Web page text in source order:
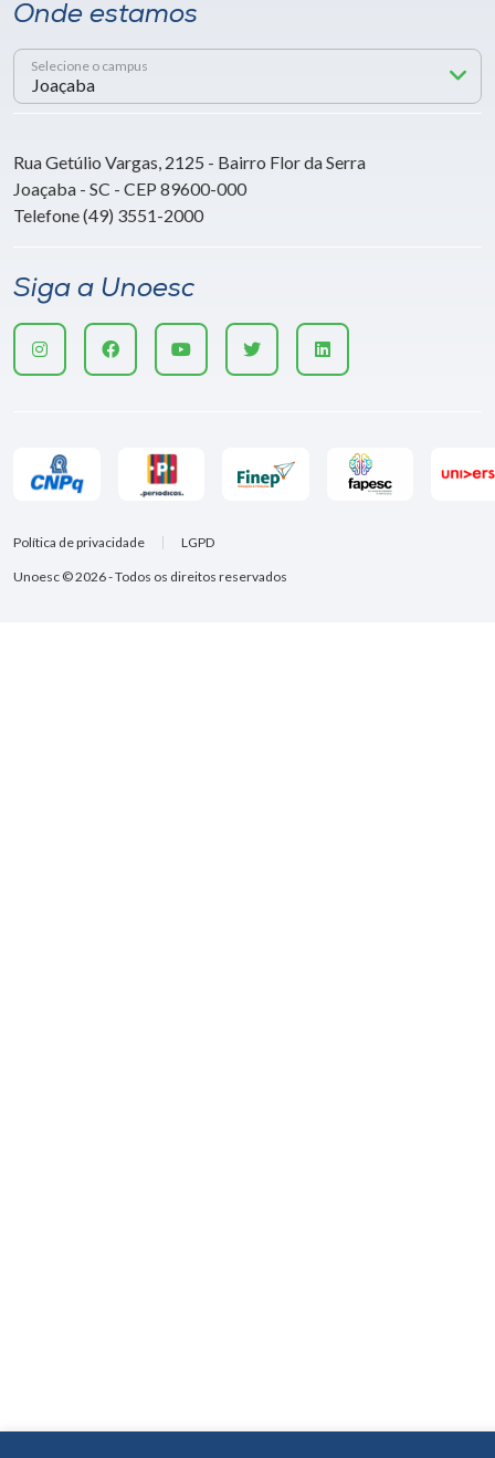
Onde estamos
Selecione o campus
Rua Getúlio Vargas, 2125 - Bairro Flor da Serra
Joaçaba - SC - CEP 89600-000
Telefone (49) 3551-2000
Siga a Unoesc
Unoesc © 2026 - Todos os direitos reservados
Política de privacidade LGPD